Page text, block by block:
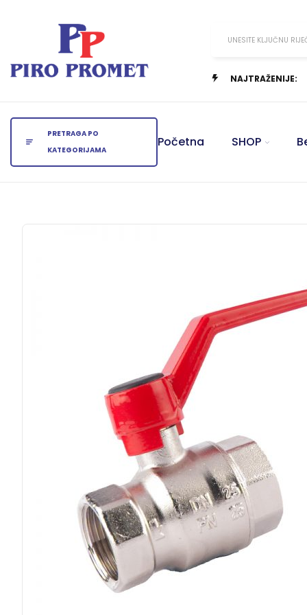
UNESITE KLJUČNU
NAJTRAŽENIJE:
PRETRAGA PO
KATEGORIJAMA
Početna SHOP